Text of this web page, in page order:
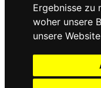
Ergebnisse zu
woher unsere
unsere